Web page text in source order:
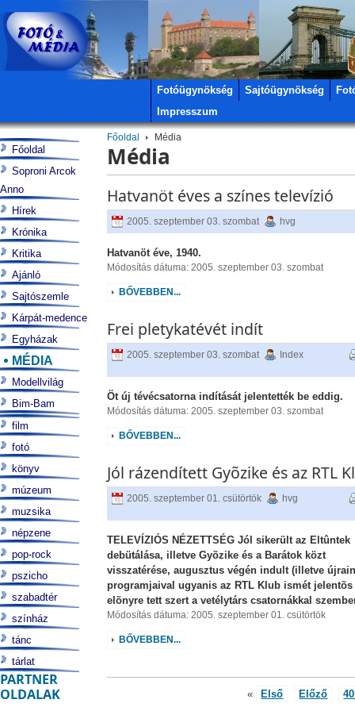
Fotóügynökség Sajtóügynökség
Impresszum
Főoldal Média
Média
Hatvanöt éves a színes televízió
2005. szeptember 03. szombat hvg
Hatvanöt éve, 1940.
Módosítás dátuma: 2005. szeptember 03. szombat
BŐVEBBEN...
Frei pletykatévét indít
2005. szeptember 03. szombat Index
Öt új tévécsatorna indítását jelentették be eddig.
Módosítás dátuma: 2005. szeptember 03. szombat
BŐVEBBEN...
Jól rázendített Gyõzike és az RTL
2005. szeptember 01. csütörtök hvg
TELEVÍZIÓS NÉZETTSÉG Jól sikerült az Eltûntek
debütálása, illetve Gyõzike és a Barátok közt
visszatérése, augusztus végén indult (illetve
programjaival ugyanis az RTL Klub ismét jelentõs
elõnyre tett szert a vetélytárs csatornákkal
Módosítás dátuma: 2005. szeptember 01. csütörtök
BŐVEBBEN...
« Első Előző
Főoldal
Soproni Arcok
Anno
Hírek
Krónika
Kritika
Ajánló
Sajtószemle
Kárpát-medence
Egyházak
MÉDIA
Modellvilág
Bim-Bam
film
fotó
könyv
múzeum
muzsika
népzene
pop-rock
pszicho
szabadtér
színház
tánc
tárlat
PARTNER
OLDALAK